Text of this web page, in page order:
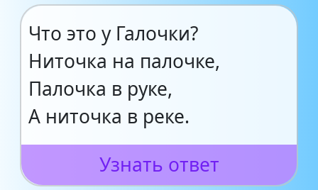
Что это у Галочки?
Ниточка на палочке,
Палочка в руке,
А ниточка в реке.
Узнать ответ